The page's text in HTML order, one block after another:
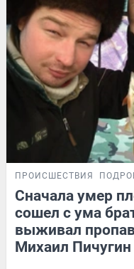
ПРОИСШЕСТВИЯ
Сначала умер
сошел с ума
выживал
Михаил Пичугин